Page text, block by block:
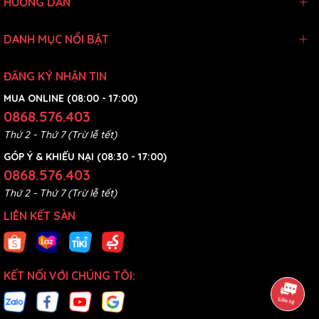
DANH MỤC NỔI BẬT
ĐĂNG KÝ NHẬN TIN
MUA ONLINE (08:00 - 17:00)
0868.576.403
Thứ 2 - Thứ 7 (Trừ lễ tết)
GÓP Ý & KHIẾU NẠI (08:30 - 17:00)
0868.576.403
Thứ 2 - Thứ 7 (Trừ lễ tết)
LIÊN KẾT SÀN
KẾT NỐI VỚI CHÚNG TÔI: